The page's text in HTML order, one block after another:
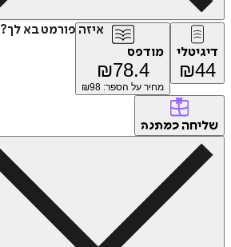
איזה פורמט בא לך?
דיגיטלי
₪44
מודפס
₪78.4
מחיר על הספר: ₪ 98
שליחה כמתנה